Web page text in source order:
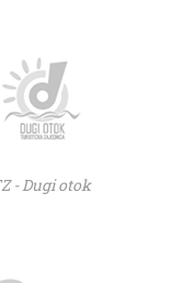
- Dugi otok